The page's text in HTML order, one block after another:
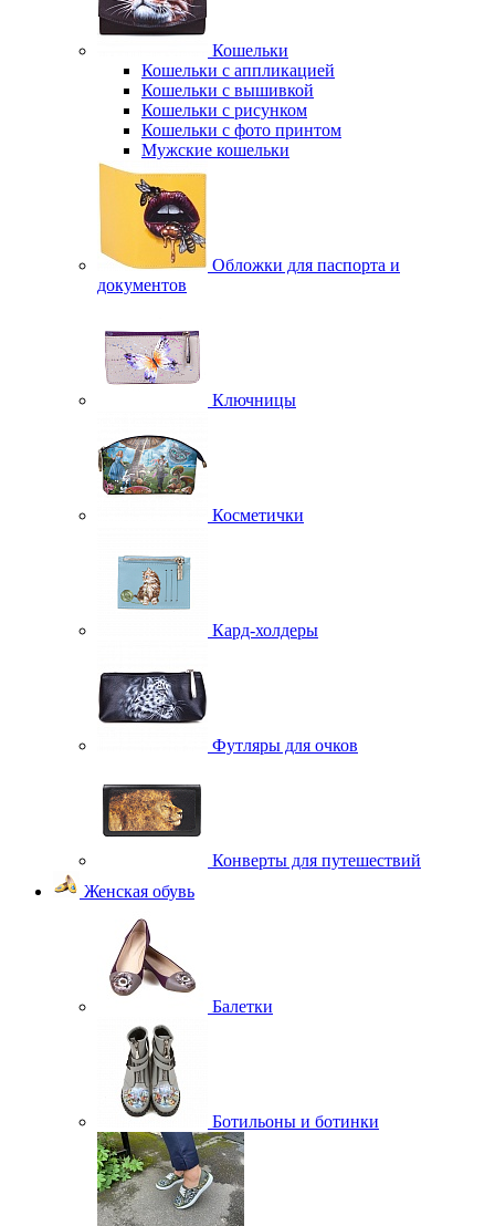
Кошельки
Кошельки с аппликацией
Кошельки с вышивкой
Кошельки с рисунком
Кошельки с фото принтом
Мужские кошельки
Обложки для паспорта и
документов
Ключницы
Косметички
Кард-холдеры
Футляры для очков
Конверты для путешествий
Женская обувь
Балетки
Ботильоны и ботинки